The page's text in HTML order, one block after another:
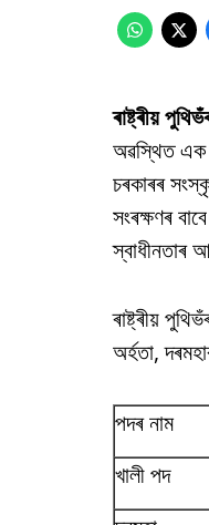
ৰাষ্ট্ৰীয়
অৱস্থিত এক
চৰকাৰৰ
সংৰক্ষণৰ
স্বাধীনতাৰ
ৰাষ্ট্ৰীয়
অৰ্হতা,
পদৰ নাম
খালী পদ